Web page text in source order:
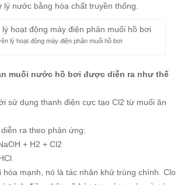
nước bằng hóa chất truyền thống.
lý hoạt động máy điện phân muối hồ bơi
muối nước hồ bơi được diễn ra như thế
sử dụng thanh điện cực tạo Cl2 từ muối ăn
ra theo phản ứng:
+ H2 + Cl2
hóa mạnh, nó là tác nhân khử trùng chính. Clo